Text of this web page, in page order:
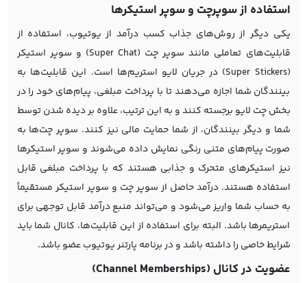
استفاده از سوپرچت و سوپر استیکرها
یکی دیگر از روش‌های جذاب کسب درآمد از یوتیوب، استفاده از
قابلیت‌های تعاملی مانند سوپر چت (Super Chat) و سوپر استیکر
(Super Stickers) در جریان لایو استریم‌ها است. این قابلیت‌ها به
بینندگان شما اجازه می‌دهند تا با پرداخت مبلغی، پیام‌های خود را در
بخش چت لایو برجسته کنند و به این ترتیب، علاوه بر دیده شدن توسط
شما و دیگر بینندگان، از شما حمایت مالی نیز کنند. سوپر چت‌ها به
صورت پیام‌های متنی رنگی نمایش داده می‌شوند و سوپر استیکرها
نیز استیکرهای متحرک و جذابی هستند که با پرداخت مبلغی قابل
استفاده هستند. درآمد حاصل از سوپر چت و سوپر استیکر مستقیماً
به حساب شما واریز می‌شود و می‌تواند منبع درآمد قابل توجهی برای
استریمرها باشد. البته برای استفاده از این قابلیت‌ها، کانال شما باید
شرایط خاصی را داشته باشد و در برنامه پارتنر یوتیوب عضو باشد.
عضویت در کانال (Channel Memberships)